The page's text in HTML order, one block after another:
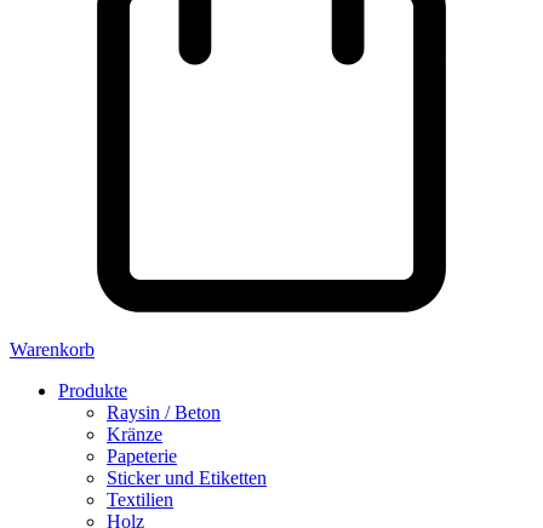
Warenkorb
Produkte
Raysin / Beton
Kränze
Papeterie
Sticker und Etiketten
Textilien
Holz